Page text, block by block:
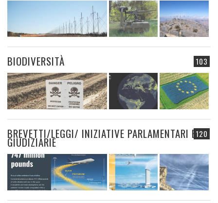
103
BIODIVERSITÀ
120
BREVETTI/LEGGI/ INIZIATIVE PARLAMENTARI E
GIUDIZIARIE